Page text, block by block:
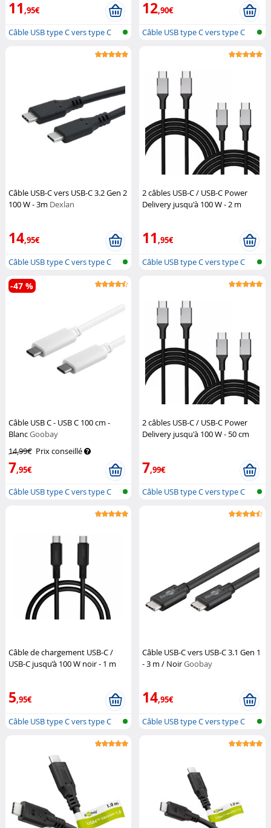
11,95€
Câble USB type C vers type C
12,90€
Câble USB type C vers type C
Câble USB-C vers USB-C 3.2 Gen 2
100 W - 3m Dexlan
14,95€
Câble USB type C vers type C
2 câbles USB-C / USB-C Power
Delivery jusqu'à 100 W - 2 m
11,95€
Câble USB type C vers type C
Câble USB C - USB C 100 cm -
BlancGoobay
14,99€ Prix conseillé
7,95€
-47 %
Câble USB type C vers type C
2 câbles USB-C / USB-C Power
Delivery jusqu'à 100 W - 50 cm
7,99€
Câble USB type C vers type C
Câble de chargement USB-C /
USB-C jusqu’à 100 W noir - 1 m
5,95€
Câble USB type C vers type C
Câble USB-C vers USB-C 3.1 Gen 1
- 3 m / NoirGoobay
14,95€
Câble USB type C vers type C